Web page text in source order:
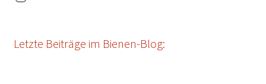
Letzte Beiträge im Bienen-Blog: